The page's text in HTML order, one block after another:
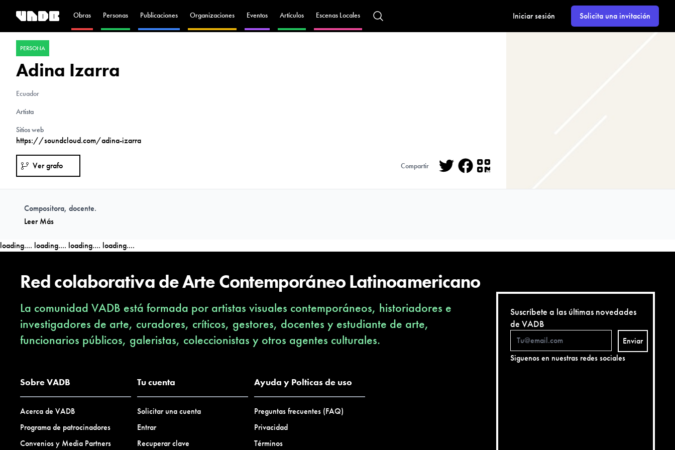
Obras Personas Publicaciones Organizaciones Eventos Artículos Escenas Locales Iniciar sesión Solicita una invitación
PERSONA
Adina Izarra
Ecuador
Artista
Sitios web
https://soundcloud.com/adina-izarra
Ver grafo Compartir
Compositora, docente.
Leer Más
loading.... loading.... loading.... loading....
Red colaborativa de Arte Contemporáneo Latinoamericano
La comunidad VADB está formada por artistas visuales contemporáneos, historiadores e
investigadores de arte, curadores, críticos, gestores, docentes y estudiante de arte,
funcionarios públicos, galeristas, coleccionistas y otros agentes culturales.
Sobre VADB
Acerca de VADB
Programa de patrocinadores
Convenios y Media Partners
Tu cuenta
Solicitar una cuenta
Entrar
Recuperar clave
Ayuda y Polticas de uso
Preguntas frecuentes (FAQ)
Privacidad
Términos
Suscríbete a las últimas novedades
de VADB
Enviar
Siguenos en nuestras redes sociales